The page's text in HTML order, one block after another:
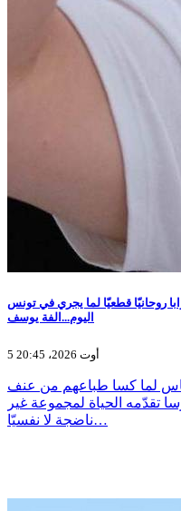
روحانيّا قطعيّا لما يجري في تونس
اليوم...الفة يوسف
5 أوت 2026، 20:45
لما كسا طباعهم من عنف
تقدّمه الحياة لمجموعة غير
ناضجة لا نفسيّا…